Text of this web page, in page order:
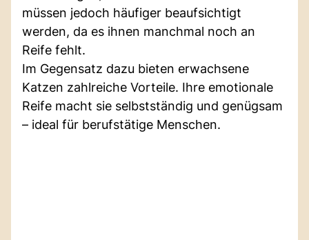
müssen jedoch häufiger beaufsichtigt
werden, da es ihnen manchmal noch an
Reife fehlt.
Im Gegensatz dazu bieten erwachsene
Katzen zahlreiche Vorteile. Ihre emotionale
Reife macht sie selbstständig und genügsam
– ideal für berufstätige Menschen.